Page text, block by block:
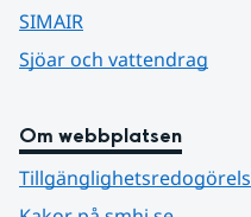
SIMAIR
Sjöar och vattendrag
Om webbplatsen